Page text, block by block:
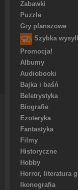
Zabawki
Puzzle
Gry planszowe
Szybka
Promocja!
Albumy
Audiobooki
Bajka i baśń
Beletrystyka
Biografie
Ezoteryka
Fantastyka
Filmy
Historyczne
Hobby
Horror, literatura
Ikonografia